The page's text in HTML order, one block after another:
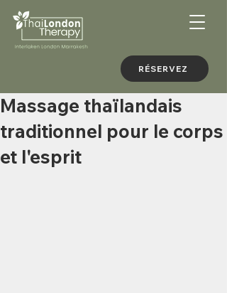
RÉSERVEZ
Massage thaïlandais
traditionnel pour le corps
et l'esprit